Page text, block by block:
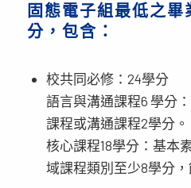
固態電子組最低之畢
分，包含：
校共同必修：24學分
語言與溝通課程6 學分
課程或溝通課程2學分。
核心課程18學分：基本
域課程類別至少8學分